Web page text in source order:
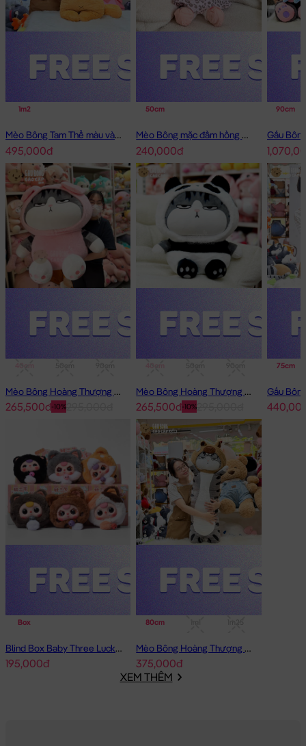
1m2
Mèo Bông Tam Thể màu vàng
495,000đ
50cm
Mèo Bông mặc đầm hồng má tim
240,000đ
90cm
Mèo Bông Hoàng Thượng Cosplay Thỏ Hồng
-10%
265,500đ
1m
Mèo Bông Hoàng Thượng Cosplay Panda
-10%
265,500đ
75cm
Box
Blind Box Baby Three Lucky Cat Mèo Thần Tài Baby Three
195,000đ
80cm
Mèo Bông Hoàng Thượng cosplay Capybara form dài
375,000đ
XEM THÊM